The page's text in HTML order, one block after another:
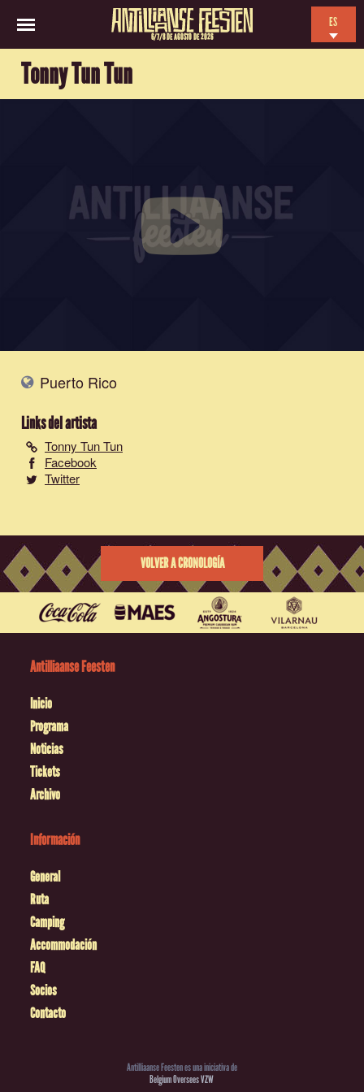
6/7/8 DE AGOSTO DE 2026
ES
Tonny Tun Tun
Puerto Rico
Links del artista
Tonny Tun Tun
Facebook
Twitter
VOLVER A CRONOLOGÍA
Antilliaanse Feesten
Inicio
Programa
Noticias
Tickets
Archivo
Información
General
Ruta
Camping
Accommodación
FAQ
Socios
Contacto
Antilliaanse Feesten es una iniciativa de
Belgium Oversees VZW